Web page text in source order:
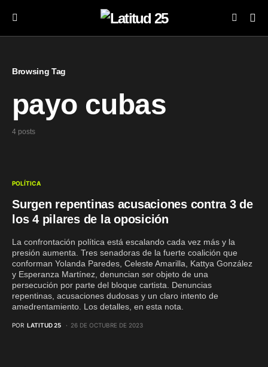
Browsing Tag
payo cubas
4 posts
POLÍTICA
Surgen repentinas acusaciones contra 3 de
los 4 pilares de la oposición
La confrontación política está escalando cada vez más y la
presión aumenta. Tres senadoras de la fuerte coalición que
conforman Yolanda Paredes, Celeste Amarilla, Kattya González
y Esperanza Martínez, denuncian ser objeto de una
persecución por parte del bloque cartista. Denuncias
repentinas, acusaciones dudosas y un claro intento de
amedrentamiento. Los detalles, en esta nota.
POR LATITUD 25 26 DE OCTUBRE DE 2023